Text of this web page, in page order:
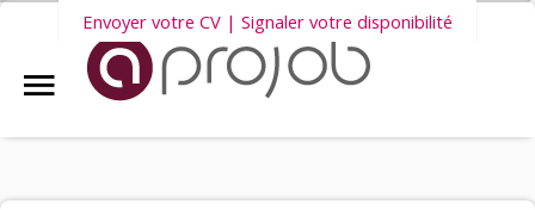
Accueil
Aprojob ?
Envoyer votre CV | Signaler votre disponibilité